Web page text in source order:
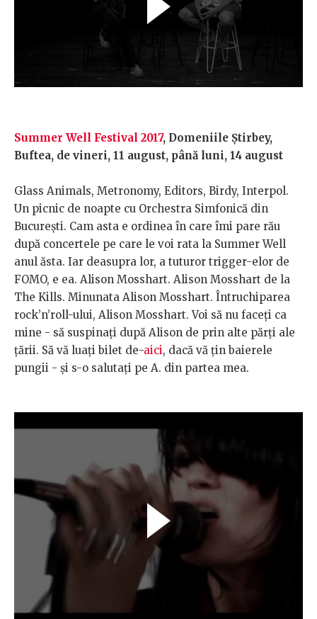
Summer Well Festival 2017, Domeniile Știrbey,
Buftea, de vineri, 11 august, până luni, 14 august
Glass Animals, Metronomy, Editors, Birdy, Interpol.
Un picnic de noapte cu Orchestra Simfonică din
București. Cam asta e ordinea în care îmi pare rău
după concertele pe care le voi rata la Summer Well
anul ăsta. Iar deasupra lor, a tuturor trigger-elor de
FOMO, e ea. Alison Mosshart. Alison Mosshart de la
The Kills. Minunata Alison Mosshart. Întruchiparea
rock’n’roll-ului, Alison Mosshart. Voi să nu faceți ca
mine - să suspinați după Alison de prin alte părți ale
țării. Să vă luați bilet de-aici, dacă vă țin baierele
pungii - și s-o salutați pe A. din partea mea.